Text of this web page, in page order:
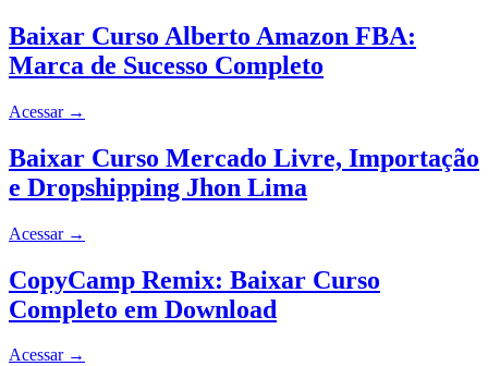
Baixar Curso Alberto Amazon FBA:
Marca de Sucesso Completo
Acessar →
Baixar Curso Mercado Livre, Importação
e Dropshipping Jhon Lima
Acessar →
CopyCamp Remix: Baixar Curso
Completo em Download
Acessar →